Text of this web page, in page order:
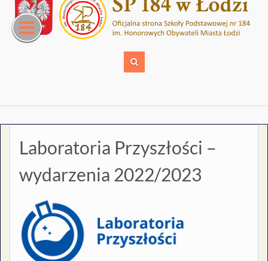
content
Laboratoria Przyszłości –
wydarzenia 2022/2023